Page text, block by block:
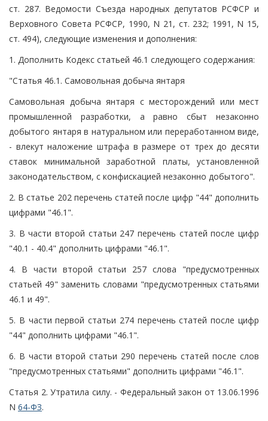
ст. 287. Ведомости Съезда народных депутатов РСФСР и
Верховного Совета РСФСР, 1990, N 21, ст. 232; 1991, N 15,
ст. 494), следующие изменения и дополнения:
1. Дополнить Кодекс статьей 46.1 следующего содержания:
"Статья 46.1. Самовольная добыча янтаря
Самовольная добыча янтаря с месторождений или мест
промышленной разработки, а равно сбыт незаконно
добытого янтаря в натуральном или переработанном виде,
- влекут наложение штрафа в размере от трех до десяти
ставок минимальной заработной платы, установленной
законодательством, с конфискацией незаконно добытого".
2. В статье 202 перечень статей после цифр "44" дополнить
цифрами "46.1".
3. В части второй статьи 247 перечень статей после цифр
"40.1 - 40.4" дополнить цифрами "46.1".
4. В части второй статьи 257 слова "предусмотренных
статьей 49" заменить словами "предусмотренных статьями
46.1 и 49".
5. В части первой статьи 274 перечень статей после цифр
"44" дополнить цифрами "46.1".
6. В части второй статьи 290 перечень статей после слов
"предусмотренных статьями" дополнить цифрами "46.1".
Статья 2. Утратила силу. - Федеральный закон от 13.06.1996
N 64-ФЗ.